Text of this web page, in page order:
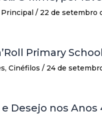
Principal / 22 de setembro
Primary School
, Cinéfilos / 24 de
e Desejo nos Anos